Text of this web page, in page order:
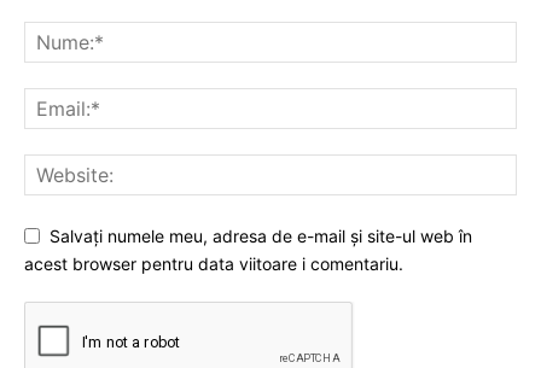
Salvați numele meu, adresa de e-mail și site-ul web în
acest browser pentru data viitoare i comentariu.